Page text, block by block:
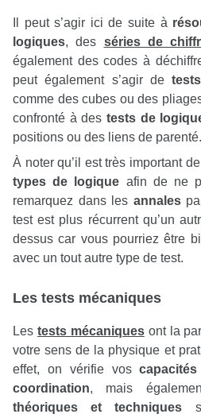
Il peut s’agir ici de suite à
logiques, des séries de
également des codes à
peut également s’agir de
comme des cubes ou des
confronté à des tests de
positions ou des liens de parenté.
À noter qu’il est très important
types de logique afin de ne
remarquez dans les annales
test est plus récurrent qu’un
dessus car vous pourriez être
avec un tout autre type de test.
Les tests mécaniques
Les tests mécaniquesont la
votre sens de la physique et
effet, on vérifie vos
coordination, mais
théoriques et techniques